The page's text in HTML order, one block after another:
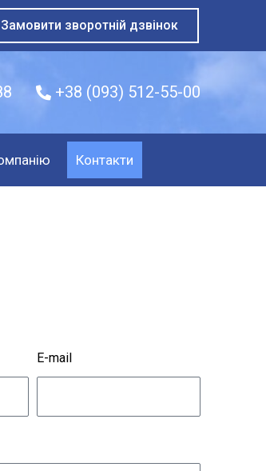
Замовити зворотній дзвінок
+38 (093) 512-55-00
Контакти
E-mail